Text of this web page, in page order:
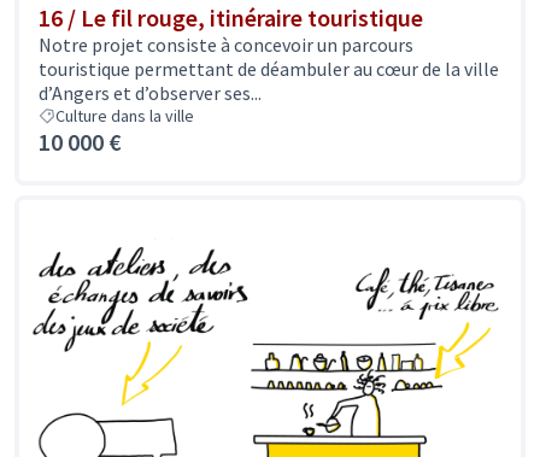
16 / Le fil rouge, itinéraire touristique
Notre projet consiste à concevoir un parcours
touristique permettant de déambuler au cœur de la ville
d’Angers et d’observer ses...
Culture dans la ville
10 000 €